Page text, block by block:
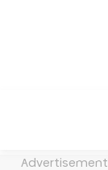
Advertisement